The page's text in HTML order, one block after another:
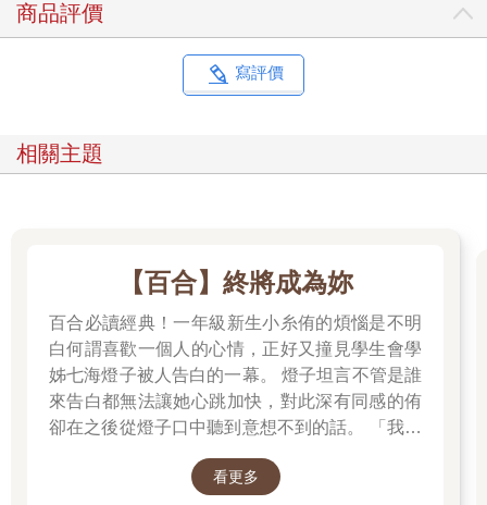
自己做了一個夢。
那是個宛如預感的夢。
清醒的瞬間，那個夢就倏地消散。彷彿落在掌心上轉瞬即逝的雪
觀風輕聲自語。
澄澈湛藍的天空、飄浮於高空的白雲，以及飛翔的鳥……應該是
做了一次深呼吸後，他睜開眼睛。
銀色睫毛下，是一對灰藍色的眼珠。
視線先是投向窗戶。
晨光穿過大玻璃窗照射進來，顯現出地板的花紋。這種窗用玻璃
是將匠人吹製的燒瓶底部切割下來拼接而成，十分貴重。就連在
不過，這扇玻璃窗並非單純的奢侈品。有了大玻璃窗，室外的光
商品評價
寫評價
相關主題
【百合】終將成為妳
百合必讀經典！一年級新生小糸侑的煩惱是不明
白何謂喜歡一個人的心情，正好又撞見學生會學
姊七海燈子被人告白的一幕。 燈子坦言不管是誰
來告白都無法讓她心跳加快，對此深有同感的侑
卻在之後從燈子口中聽到意想不到的話。 「我好
看更多